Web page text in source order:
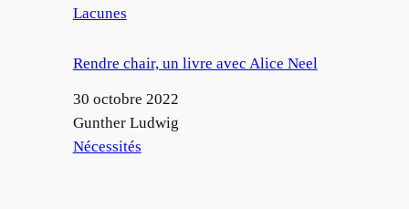
Par rapport à
Lacunes
Rendre chair, un livre avec Alice Neel
Date
30 octobre 2022
Auteur
Gunther Ludwig
Par rapport à
Nécessités